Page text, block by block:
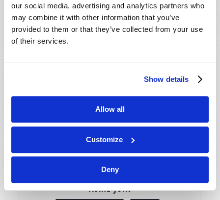
our social media, advertising and analytics partners who
may combine it with other information that you’ve
provided to them or that they’ve collected from your use
of their services.
Show details
Allow all
Customize
Deny
AVRIL-JUIN